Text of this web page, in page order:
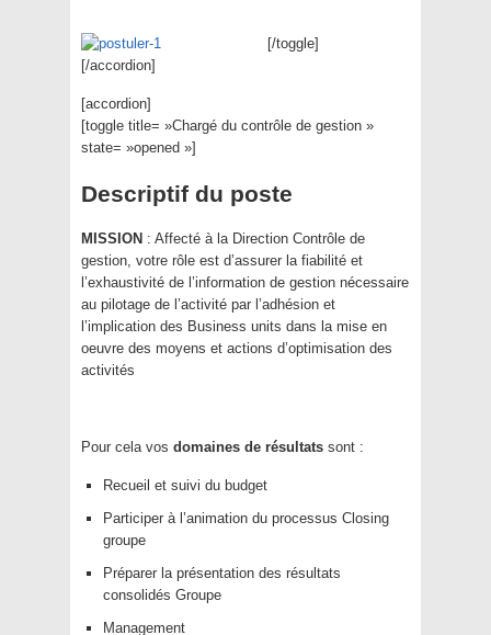
[/toggle]
[/accordion]
[accordion]
[toggle title= »Chargé du contrôle de gestion »
state= »opened »]
Descriptif du poste
MISSION : Affecté à la Direction Contrôle de
gestion, votre rôle est d’assurer la fiabilité et
l’exhaustivité de l’information de gestion nécessaire
au pilotage de l’activité par l’adhésion et
l’implication des Business units dans la mise en
oeuvre des moyens et actions d’optimisation des
activités
Pour cela vos domaines de résultats sont :
Recueil et suivi du budget
Participer à l’animation du processus Closing
groupe
Préparer la présentation des résultats
consolidés Groupe
Management